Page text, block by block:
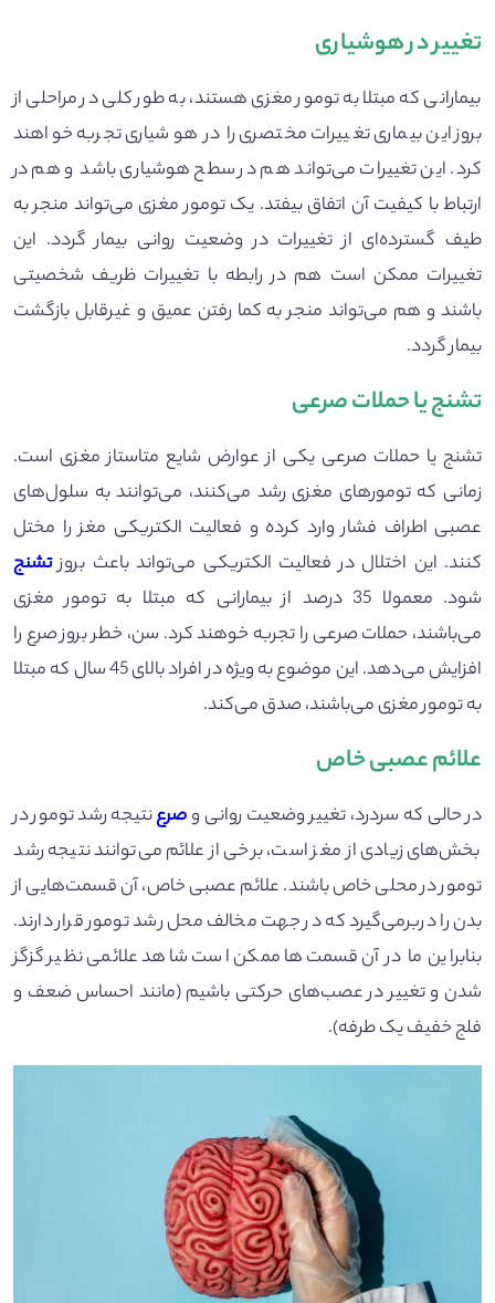
تغییر در هوشیاری
بیمارانی که مبتلا به تومور مغزی هستند، به طور کلی در مراحلی از
بروز این بیماری تغییرات مختصری را در هوشیاری تجربه خواهند
کرد. این تغییرات می‌تواند هم در سطح هوشیاری باشد و هم در
ارتباط با کیفیت آن اتفاق بیفتد. یک تومور مغزی می‌تواند منجر به
طیف گسترده‌ای از تغییرات در وضعیت روانی بیمار گردد. این
تغییرات ممکن است هم در رابطه با تغییرات ظریف شخصیتی
باشند و هم می‌تواند منجر به کما رفتن عمیق و غیرقابل بازگشت
بیمار گردد.
تشنج یا حملات صرعی
تشنج یا حملات صرعی یکی از عوارض شایع متاستاز مغزی است.
زمانی که تومورهای مغزی رشد می‌کنند، می‌توانند به سلول‌های
عصبی اطراف فشار وارد کرده و فعالیت الکتریکی مغز را مختل
کنند. این اختلال در فعالیت الکتریکی می‌تواند باعث بروزتشنج
شود. معمولا 35 درصد از بیمارانی که مبتلا به تومور مغزی
می‌باشند، حملات صرعی را تجربه خوهند کرد. سن، خطر بروز صرع را
افزایش می‌دهد. این موضوع به ویژه در افراد بالای 45 سال که مبتلا
به تومور مغزی می‌باشند، صدق می‌کند.
علائم عصبی خاص
در حالی که سردرد، تغییر وضعیت روانی وصرعنتیجه رشد تومور در
بخش‌های زیادی از مغز است، برخی از علائم می‌توانند نتیجه رشد
تومور در محلی خاص باشند. علائم عصبی خاص، آن قسمت‌هایی از
بدن را دربرمی‌گیرد که در جهت مخالف محل رشد تومور قرار دارند.
بنابراین ما در آن قسمت‌ها ممکن است شاهد علائمی نظیر گزگز
شدن و تغییر در عصب‌های حرکتی باشیم (مانند احساس ضعف و
فلج خفیف یک طرفه).